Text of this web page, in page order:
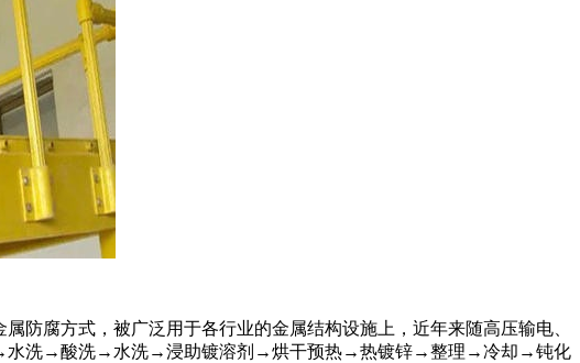
防腐方式，被广泛用于各行业的金属结构设施上，近年来随高压输电、
→水洗→酸洗→水洗→浸助镀溶剂→烘干预热→热镀锌→整理→冷却→钝化